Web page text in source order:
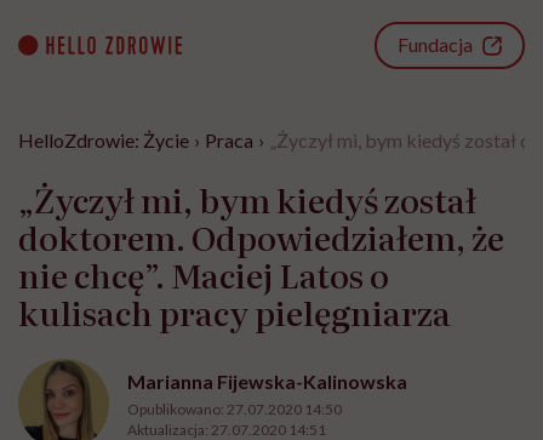
content
Fundacja
HelloZdrowie: Życie › Praca › „Życzył mi, bym kiedyś został
„Życzył mi, bym kiedyś został
doktorem. Odpowiedziałem, że
nie chcę”. Maciej Latos o
kulisach pracy pielęgniarza
Marianna Fijewska-Kalinowska
Opublikowano: 27.07.2020 14:50
Aktualizacja: 27.07.2020 14:51